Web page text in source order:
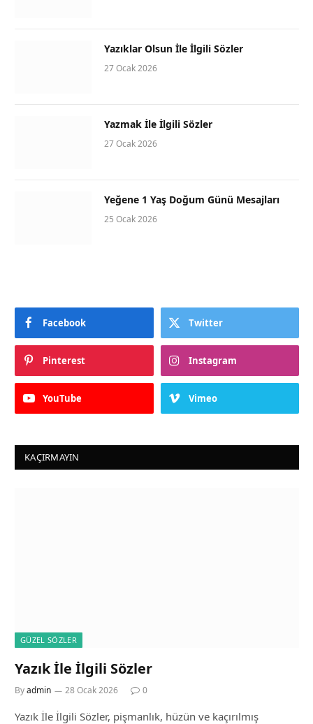
Yazıklar Olsun İle İlgili Sözler
27 Ocak 2026
Yazmak İle İlgili Sözler
27 Ocak 2026
Yeğene 1 Yaş Doğum Günü Mesajları
25 Ocak 2026
Facebook Twitter
Pinterest Instagram
YouTube Vimeo
KAÇIRMAYIN
GÜZEL SÖZLER
Yazık İle İlgili Sözler
Byadmin 28 Ocak 2026 0
Yazık İle İlgili Sözler, pişmanlık, hüzün ve kaçırılmış